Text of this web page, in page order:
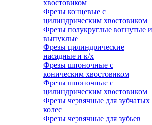
хвостовиком
Фрезы концевые с
цилиндрическим хвостовиком
Фрезы полукруглые вогнутые и
выпуклые
Фрезы цилиндрические
насадные и к/х
Фрезы шпоночные с
коническим хвостовиком
Фрезы шпоночные с
цилиндрическим хвостовиком
Фрезы червячные для зубчатых
колес
Фрезы червячные для зубьев